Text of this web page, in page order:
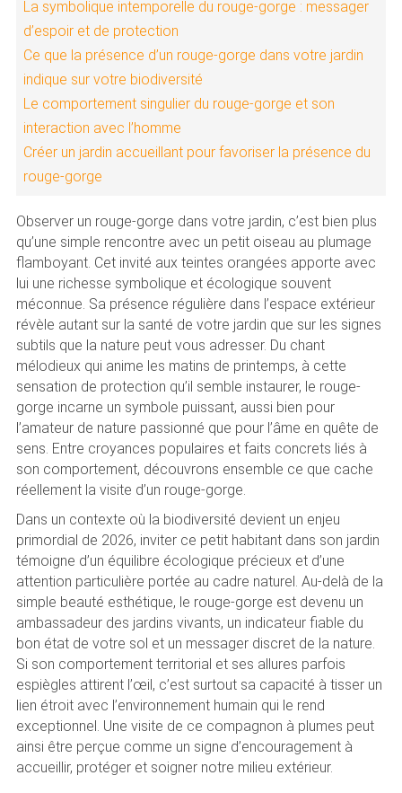
La symbolique intemporelle du rouge-gorge : messager
d’espoir et de protection
Ce que la présence d’un rouge-gorge dans votre jardin
indique sur votre biodiversité
Le comportement singulier du rouge-gorge et son
interaction avec l’homme
Créer un jardin accueillant pour favoriser la présence du
rouge-gorge
Observer un rouge-gorge dans votre jardin, c’est bien plus
qu’une simple rencontre avec un petit oiseau au plumage
flamboyant. Cet invité aux teintes orangées apporte avec
lui une richesse symbolique et écologique souvent
méconnue. Sa présence régulière dans l’espace extérieur
révèle autant sur la santé de votre jardin que sur les signes
subtils que la nature peut vous adresser. Du chant
mélodieux qui anime les matins de printemps, à cette
sensation de protection qu’il semble instaurer, le rouge-
gorge incarne un symbole puissant, aussi bien pour
l’amateur de nature passionné que pour l’âme en quête de
sens. Entre croyances populaires et faits concrets liés à
son comportement, découvrons ensemble ce que cache
réellement la visite d’un rouge-gorge.
Dans un contexte où la biodiversité devient un enjeu
primordial de 2026, inviter ce petit habitant dans son jardin
témoigne d’un équilibre écologique précieux et d’une
attention particulière portée au cadre naturel. Au-delà de la
simple beauté esthétique, le rouge-gorge est devenu un
ambassadeur des jardins vivants, un indicateur fiable du
bon état de votre sol et un messager discret de la nature.
Si son comportement territorial et ses allures parfois
espiègles attirent l’œil, c’est surtout sa capacité à tisser un
lien étroit avec l’environnement humain qui le rend
exceptionnel. Une visite de ce compagnon à plumes peut
ainsi être perçue comme un signe d’encouragement à
accueillir, protéger et soigner notre milieu extérieur.